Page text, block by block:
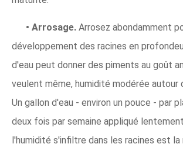
• Arrosage. Arrosez abondamment
développement des racines en
d'eau peut donner des piments au goût
veulent même, humidité modérée autour
Un gallon d'eau - environ un pouce - par
deux fois par semaine appliqué
l'humidité s'infiltre dans les racines est la